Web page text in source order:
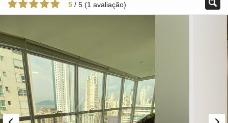
5 / 5 (1 avaliação)